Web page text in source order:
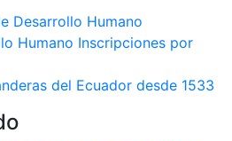
Desarrollo Humano
Humano Inscripciones por
del Ecuador desde 1533